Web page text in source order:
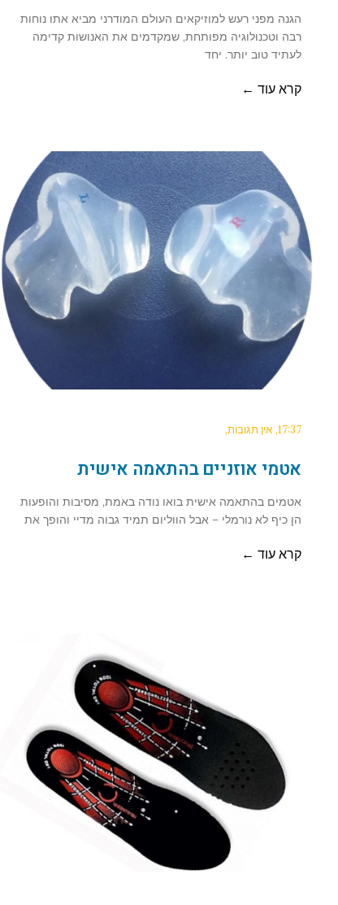
הגנה מפני רעש למוזיקאים העולם המודרני מביא אתו נוחות
רבה וטכנולוגיה מפותחת, שמקדמים את האנושות קדימה
לעתיד טוב יותר. יחד
קרא עוד ←
17:37 אין תגובות
אטמי אוזניים בהתאמה אישית
אטמים בהתאמה אישית בואו נודה באמת, מסיבות והופעות
הן כיף לא נורמלי – אבל הווליום תמיד גבוה מדיי והופך את
קרא עוד ←